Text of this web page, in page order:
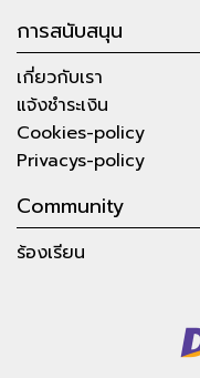
การสนับสนุน
เกี่ยวกับเรา
แจ้งชำระเงิน
Cookies-policy
Privacys-policy
Community
ร้องเรียน